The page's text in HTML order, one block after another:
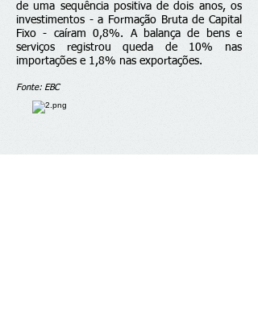
de uma sequência positiva de dois anos, os
investimentos - a Formação Bruta de Capital
Fixo - caíram 0,8%. A balança de bens e
serviços registrou queda de 10% nas
importações e 1,8% nas exportações.
Fonte: EBC